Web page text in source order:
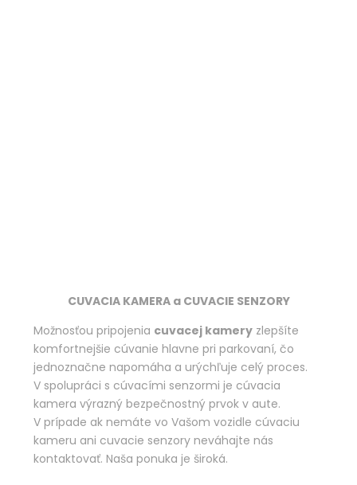
CUVACIA KAMERA a CUVACIE SENZORY
Možnosťou pripojenia cuvacej kamery zlepšíte
komfortnejšie cúvanie hlavne pri parkovaní, čo
jednoznačne napomáha a urýchľuje celý proces.
V spolupráci s cúvacími senzormi je cúvacia
kamera výrazný bezpečnostný prvok v aute.
V prípade ak nemáte vo Vašom vozidle cúvaciu
kameru ani cuvacie senzory neváhajte nás
kontaktovať. Naša ponuka je široká.